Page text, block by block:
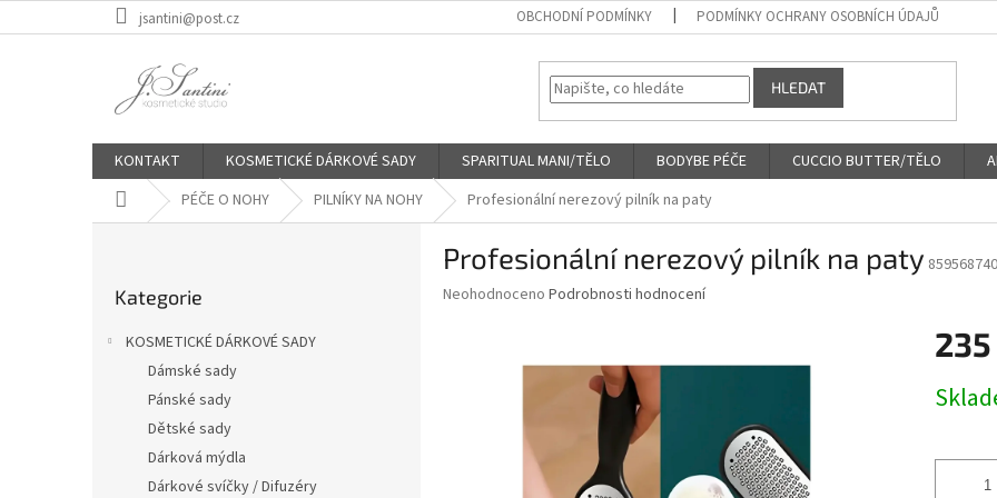
na
jsantini@post.cz OBCHODNÍ PODMÍNKY PODMÍNKY OCHRANY OSOBNÍCH ÚDAJŮ
HLEDAT
KONTAKT KOSMETICKÉ DÁRKOVÉ SADY SPARITUAL MANI/TĚLO BODYBE PÉČE CUCCIO BUTTER/TĚLO
Domů PÉČE O NOHY PILNÍKY NA NOHY Profesionální nerezový pilník na paty
kategorie
Kategorie
KOSMETICKÉ DÁRKOVÉ SADY
Dámské sady
Pánské sady
Dětské sady
Dárková mýdla
Dárkové svíčky / Difuzéry
Profesionální nerezový pilník na paty
Průměrné
Neohodnoceno Podrobnosti hodnocení
235
cena: